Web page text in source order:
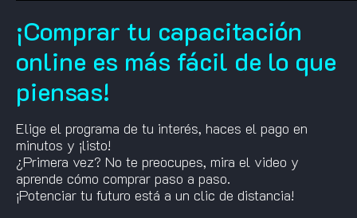
¡Comprar tu capacitación
online es más fácil de lo que
piensas!
Elige el programa de tu interés, haces el pago en
minutos y ¡listo!
¿Primera vez? No te preocupes, mira el video y
aprende cómo comprar paso a paso.
¡Potenciar tu futuro está a un clic de distancia!